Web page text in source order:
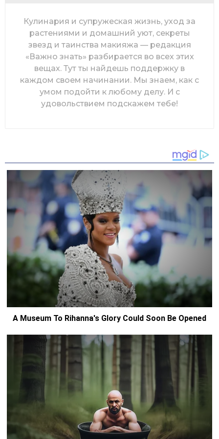
Кулинария и супружеская жизнь, уход за
растениями и домашний уют, секреты
звезд и таинства макияжа — редакция
«Важно знать» разбирается во всех этих
вещах. Тут ты найдешь поддержку в
каждом своем начинании. Мы знаем, как с
умом подойти к любому делу. И с
удовольствием подскажем тебе!